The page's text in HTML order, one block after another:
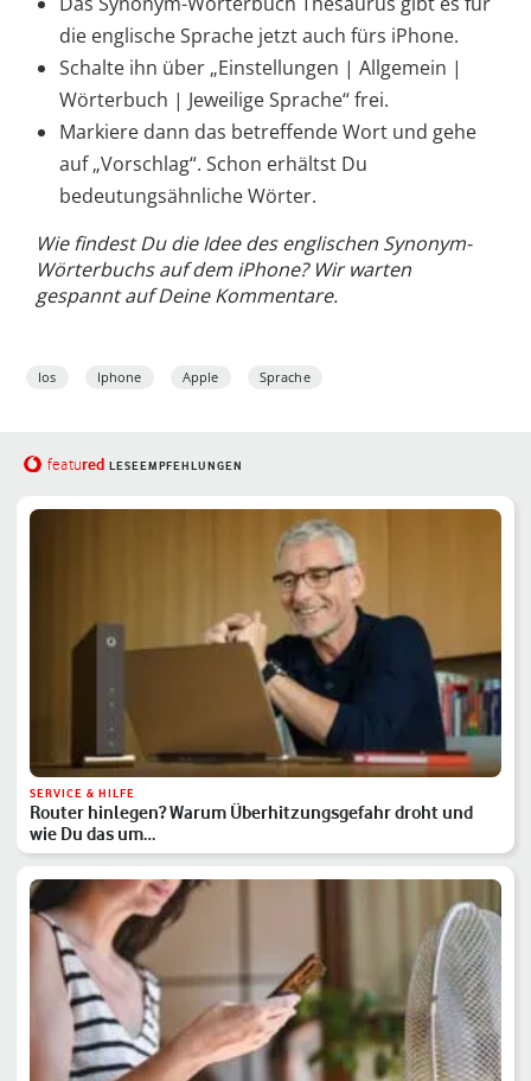
die englische Sprache jetzt auch fürs iPhone.
Schalte ihn über „Einstellungen | Allgemein |
Wörterbuch | Jeweilige Sprache“ frei.
Markiere dann das betreffende Wort und gehe
auf „Vorschlag“. Schon erhältst Du
bedeutungsähnliche Wörter.
Wie findest Du die Idee des englischen Synonym-
Wörterbuchs auf dem iPhone? Wir warten
gespannt auf Deine Kommentare.
Ios Iphone Apple Sprache
featured LESEEMPFEHLUNGEN
SERVICE & HILFE
Router hinlegen? Warum Überhitzungsgefahr droht und
wie Du das um…